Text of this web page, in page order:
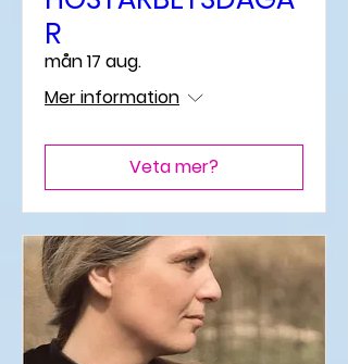
R
mån 17 aug.
Mer information
Veta mer?